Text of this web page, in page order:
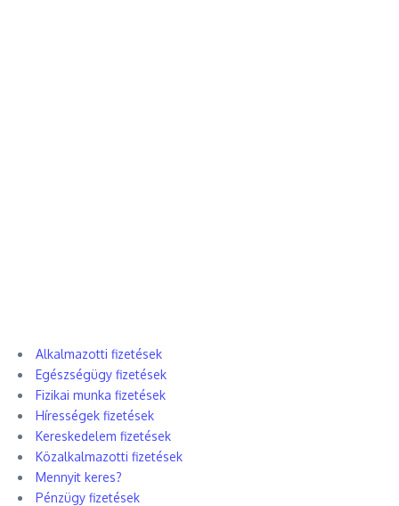
Alkalmazotti fizetések
Egészségügy fizetések
Fizikai munka fizetések
Hírességek fizetések
Kereskedelem fizetések
Közalkalmazotti fizetések
Mennyit keres?
Pénzügy fizetések